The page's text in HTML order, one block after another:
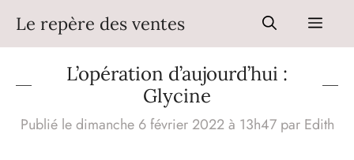
contenu
Le repère des ventes Menu
L’opération d’aujourd’hui :
Glycine
Publié le dimanche 6 février 2022 à 13h47 par Edith